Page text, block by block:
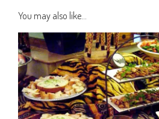
You may also like...